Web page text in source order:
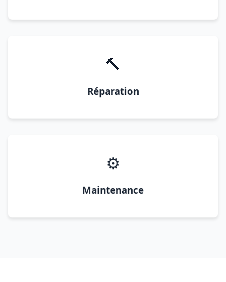
🔨
Réparation
⚙️
Maintenance